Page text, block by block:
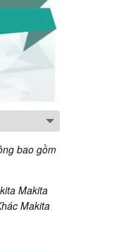
bao gồm
Makita
Makita